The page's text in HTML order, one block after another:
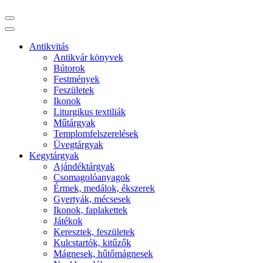
Antikvitás
Antikvár könyvek
Bútorok
Festmények
Feszületek
Ikonok
Liturgikus textiliák
Műtárgyak
Templomfelszerelések
Üvegtárgyak
Kegytárgyak
Ajándéktárgyak
Csomagolóanyagok
Érmek, medálok, ékszerek
Gyertyák, mécsesek
Ikonok, faplakettek
Játékok
Keresztek, feszületek
Kulcstartók, kitűzők
Mágnesek, hűtőmágnesek